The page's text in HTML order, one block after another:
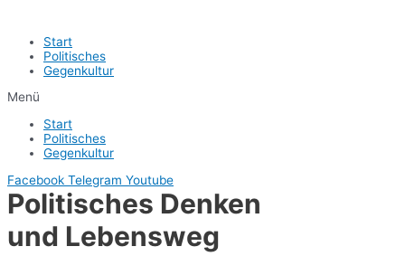
Start
Politisches
Gegenkultur
Menü
Start
Politisches
Gegenkultur
Facebook Telegram Youtube
Politisches Denken
und Lebensweg